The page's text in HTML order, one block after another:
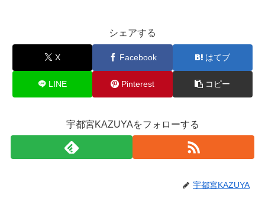
シェアする
X Facebook はてブ
LINE Pinterest コピー
宇都宮KAZUYAをフォローする
宇都宮KAZUYA